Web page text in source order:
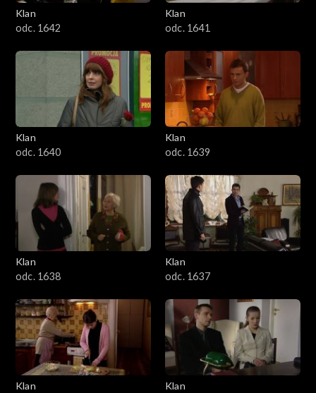
Klan
odc. 1642
Klan
odc. 1641
Klan
odc. 1640
Klan
odc. 1639
Klan
odc. 1638
Klan
odc. 1637
Klan
Klan